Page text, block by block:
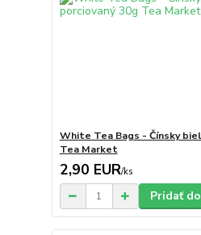
White Tea Bags - Čínsky
Tea Market
2,90 EUR/ks
Pridať